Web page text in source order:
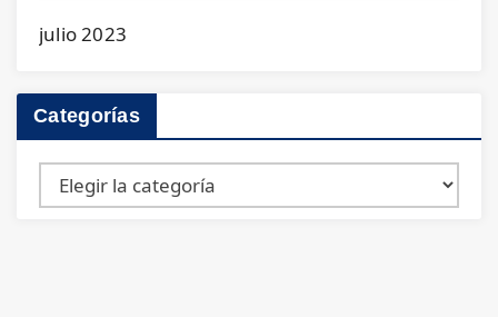
julio 2023
Categorías
Categorías